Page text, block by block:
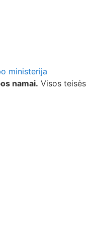
ministerija
namai. Visos teisės